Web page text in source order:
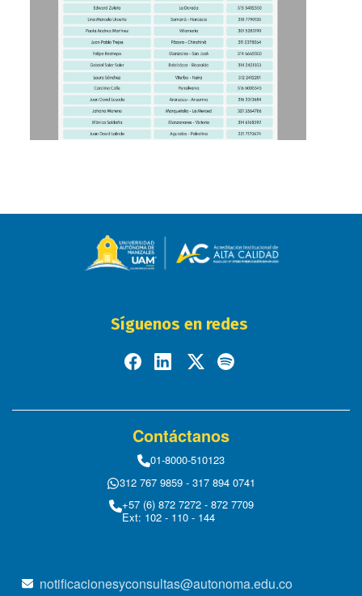
Síguenos en redes
Contáctanos
01-8000-510123
312 767 9859 - 317 894 0741
+57 (6) 872 7272 - 872 7709
Ext: 102 - 110 - 144
notificacionesyconsultas@autonoma.edu.co